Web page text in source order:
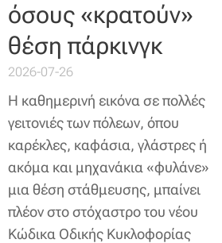
όσους «κρατούν»
θέση πάρκινγκ
2026-07-26
Η καθημερινή εικόνα σε πολλές
γειτονιές των πόλεων, όπου
καρέκλες, καφάσια, γλάστρες ή
ακόμα και μηχανάκια «φυλάνε»
μια θέση στάθμευσης, μπαίνει
πλέον στο στόχαστρο του νέου
Κώδικα Οδικής Κυκλοφορίας